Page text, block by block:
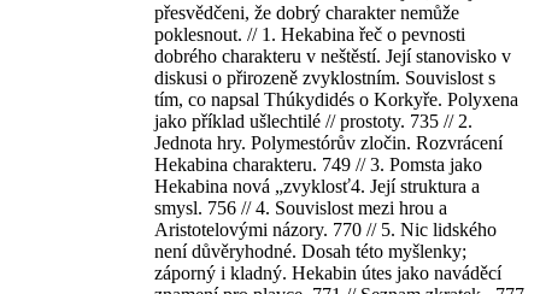
přesvědčeni, že dobrý charakter nemůže
poklesnout. // 1. Hekabina řeč o pevnosti
dobrého charakteru v neštěstí. Její stanovisko v
diskusi o přirozeně zvyklostním. Souvislost s
tím, co napsal Thúkydidés o Korkyře. Polyxena
jako příklad ušlechtilé // prostoty. 735 // 2.
Jednota hry. Polymestórův zločin. Rozvrácení
Hekabina charakteru. 749 // 3. Pomsta jako
Hekabina nová „zvyklosť4. Její struktura a
smysl. 756 // 4. Souvislost mezi hrou a
Aristotelovými názory. 770 // 5. Nic lidského
není důvěryhodné. Dosah této myšlenky;
záporný i kladný. Hekabin útes jako naváděcí